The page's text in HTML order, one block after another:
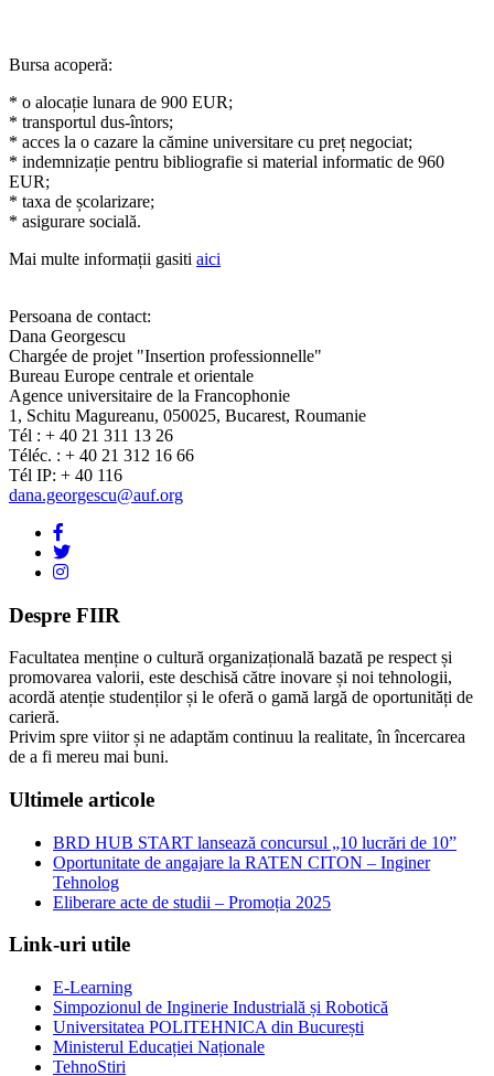
Bursa acoperă:
* o alocație lunara de 900 EUR;
* transportul dus-întors;
* acces la o cazare la cămine universitare cu preț negociat;
* indemnizație pentru bibliografie si material informatic de 960
EUR;
* taxa de școlarizare;
* asigurare socială.
Mai multe informații gasiti aici
Persoana de contact:
Dana Georgescu
Chargée de projet "Insertion professionnelle"
Bureau Europe centrale et orientale
Agence universitaire de la Francophonie
1, Schitu Magureanu, 050025, Bucarest, Roumanie
Tél : + 40 21 311 13 26
Téléc. : + 40 21 312 16 66
Tél IP: + 40 116
dana.georgescu@auf.org
Despre FIIR
Facultatea menține o cultură organizațională bazată pe respect și
promovarea valorii, este deschisă către inovare și noi tehnologii,
acordă atenție studenților și le oferă o gamă largă de oportunități de
carieră.
Privim spre viitor și ne adaptăm continuu la realitate, în încercarea
de a fi mereu mai buni.
Ultimele articole
BRD HUB START lansează concursul „10 lucrări de 10”
Oportunitate de angajare la RATEN CITON – Inginer
Tehnolog
Eliberare acte de studii – Promoția 2025
Link-uri utile
E-Learning
Simpozionul de Inginerie Industrială și Robotică
Universitatea POLITEHNICA din București
Ministerul Educației Naționale
TehnoStiri